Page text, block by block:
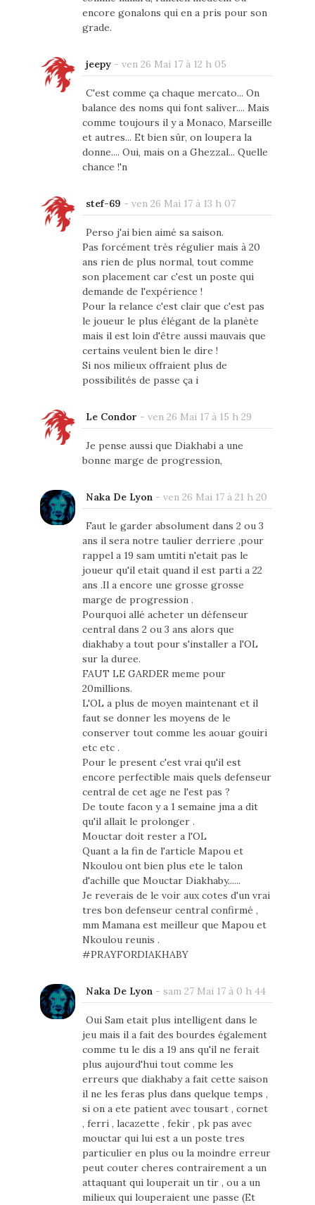
encore gonalons qui en a pris pour son
grade.
jeepy- ven 26 Mai 17 à 12 h 05
C'est comme ça chaque mercato... On
balance des noms qui font saliver.... Mais
comme toujours il y a Monaco, Marseille
et autres... Et bien sûr, on loupera la
donne.... Oui, mais on a Ghezzal... Quelle
chance !'n
stef-69 - ven 26 Mai 17 à 13 h 07
Perso j'ai bien aimé sa saison.
Pas forcément très régulier mais à 20
ans rien de plus normal, tout comme
son placement car c'est un poste qui
demande de l'expérience !
Pour la relance c'est clair que c'est pas
le joueur le plus élégant de la planète
mais il est loin d'être aussi mauvais que
certains veulent bien le dire !
Si nos milieux offraient plus de
possibilités de passe ça i
Le Condor - ven 26 Mai 17 à 15 h 29
Je pense aussi que Diakhabi a une
bonne marge de progression,
Naka De Lyon- ven 26 Mai 17 à 21 h 20
Faut le garder absolument dans 2 ou 3
ans il sera notre taulier derriere ,pour
rappel a 19 sam umtiti n'etait pas le
joueur qu'il etait quand il est parti a 22
ans .Il a encore une grosse grosse
marge de progression .
Pourquoi allé acheter un défenseur
central dans 2 ou 3 ans alors que
diakhaby a tout pour s'installer a l'OL
sur la duree.
FAUT LE GARDER meme pour
20millions.
L'OL a plus de moyen maintenant et il
faut se donner les moyens de le
conserver tout comme les aouar gouiri
etc etc .
Pour le present c'est vrai qu'il est
encore perfectible mais quels defenseur
central de cet age ne l'est pas ?
De toute facon y a 1 semaine jma a dit
qu'il allait le prolonger .
Mouctar doit rester a l'OL
Quant a la fin de l'article Mapou et
Nkoulou ont bien plus ete le talon
d'achille que Mouctar Diakhaby......
Je reverais de le voir aux cotes d'un vrai
tres bon defenseur central confirmé ,
mm Mamana est meilleur que Mapou et
Nkoulou reunis .
#PRAYFORDIAKHABY
Naka De Lyon- sam 27 Mai 17 à 0 h 44
Oui Sam etait plus intelligent dans le
jeu mais il a fait des bourdes également
comme tu le dis a 19 ans qu'il ne ferait
plus aujourd'hui tout comme les
erreurs que diakhaby a fait cette saison
il ne les feras plus dans quelque temps ,
si on a ete patient avec tousart , cornet
, ferri , lacazette , fekir , pk pas avec
mouctar qui lui est a un poste tres
particulier en plus ou la moindre erreur
peut couter cheres contrairement a un
attaquant qui louperait un tir , ou a un
milieux qui louperaient une passe (Et